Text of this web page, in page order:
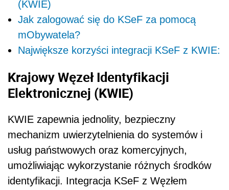
(KWIE)
Jak zalogować się do KSeF za pomocą
mObywatela?
Największe korzyści integracji KSeF z KWIE:
Krajowy Węzeł Identyfikacji
Elektronicznej (KWIE)
KWIE zapewnia jednolity, bezpieczny
mechanizm uwierzytelnienia do systemów i
usług państwowych oraz komercyjnych,
umożliwiając wykorzystanie różnych środków
identyfikacji. Integracja KSeF z Węzłem